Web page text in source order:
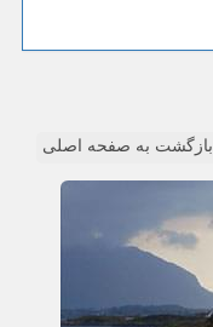
بازگشت به صفحه اصلی